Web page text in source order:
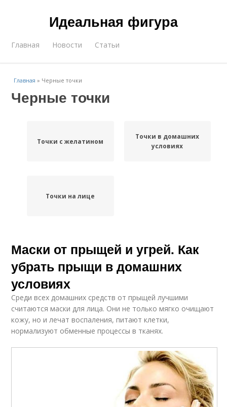
Идеальная фигура
Главная Новости Статьи
Главная » Черные точки
Черные точки
Точки с желатином
Точки в домашних
условиях
Точки на лице
Маски от прыщей и угрей. Как
убрать прыщи в домашних
условиях
Среди всех домашних средств от прыщей лучшими
считаются маски для лица. Они не только мягко очищают
кожу, но и лечат воспаления, питают клетки,
нормализуют обменные процессы в тканях.